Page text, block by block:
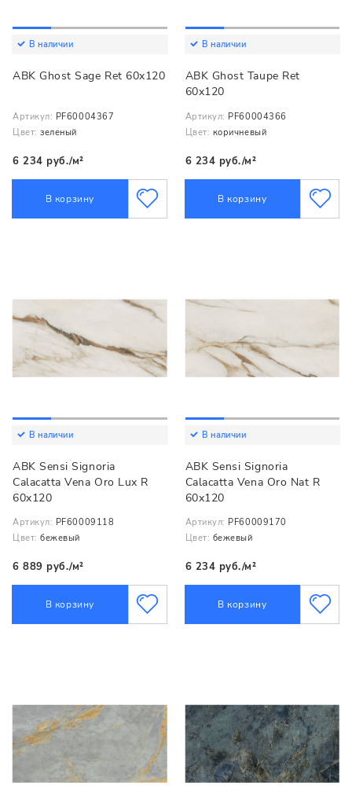
В наличии
ABK Ghost Sage Ret 60x120
Артикул: PF60004367
Цвет: зеленый
6 234 руб./м²
В корзину
В наличии
ABK Ghost Taupe Ret
60x120
Артикул: PF60004366
Цвет: коричневый
6 234 руб./м²
В корзину
В наличии
ABK Sensi Signoria
Calacatta Vena Oro Lux R
60x120
Артикул: PF60009118
Цвет: бежевый
6 889 руб./м²
В корзину
В наличии
ABK Sensi Signoria
Calacatta Vena Oro Nat R
60x120
Артикул: PF60009170
Цвет: бежевый
6 234 руб./м²
В корзину